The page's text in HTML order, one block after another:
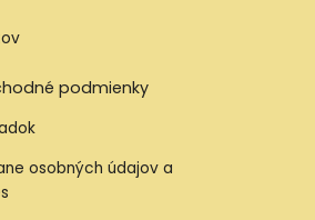
podmienky
osobných údajov a